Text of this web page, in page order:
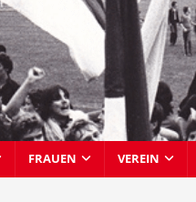
FRAUEN VEREIN